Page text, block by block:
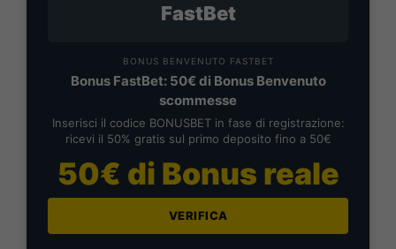
FastBet
BONUS BENVENUTO FASTBET
Bonus FastBet: 50€ di Bonus Benvenuto
scommesse
Inserisci il codice BONUSBET in fase di registrazione:
ricevi il 50% gratis sul primo deposito fino a 50€
50€ di Bonus reale
VERIFICA